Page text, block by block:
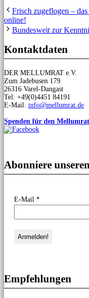
Frisch zugeflogen –
online!
Bundesweit zur
Kontaktdaten
DER MELLUMRAT e.V.
Zum Jadebusen 179
26316 Varel-Dangast
Tel: +49(0)4451 84191
E-Mail: info@mellumrat.de
Spenden für den
Abonniere
E-Mail *
Empfehlungen